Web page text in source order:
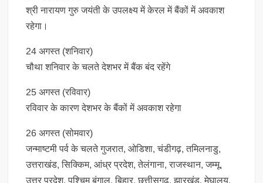
श्री नारायण गुरु जयंती के उपलक्ष्य में केरल में बैंकों में अवकाश
रहेगा।
24 अगस्त (शनिवार)
चौथा शनिवार के चलते देशभर में बैंक बंद रहेंगे
25 अगस्त (रविवार)
रविवार के कारण देशभर के बैंकों में अवकाश रहेगा
26 अगस्त (सोमवार)
जन्‍माष्‍टमी पर्व के चलते गुजरात, ओडिशा, चंडीगढ़, तमिलनाडु,
उत्तराखंड, सिक्किम, आंध्र प्रदेश, तेलंगाना, राजस्थान, जम्मू,
उत्तर प्रदेश, पश्चिम बंगाल, बिहार, छत्तीसगढ़, झारखंड, मेघालय,